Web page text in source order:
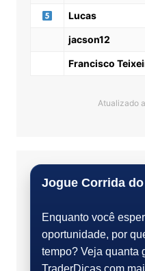
Lucas
jacson12
Francisco
Atualizado
Jogue Corrida
Enquanto você
oportunidade, por
tempo? Veja quanta